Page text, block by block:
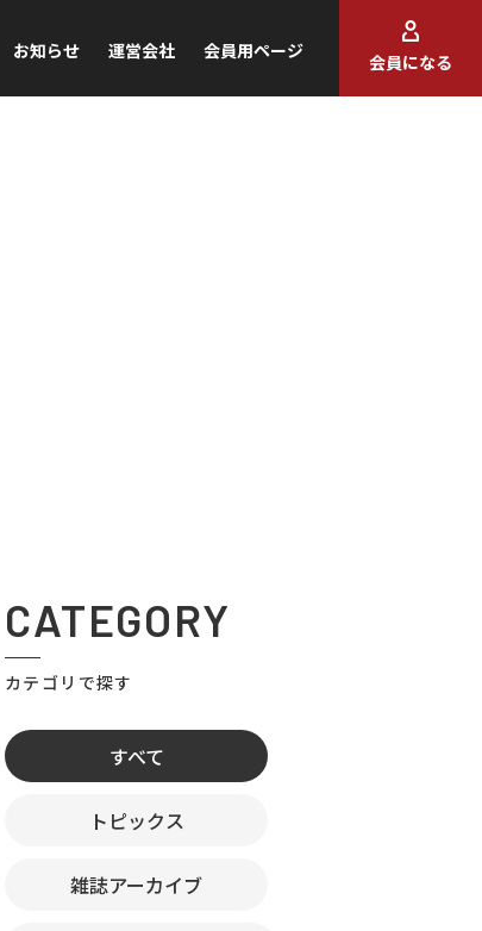
お知らせ 運営会社 会員用ページ
会員になる
CATEGORY
カテゴリで探す
すべて
トピックス
雑誌アーカイブ